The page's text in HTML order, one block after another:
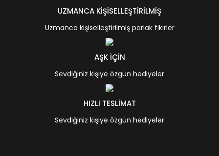
UZMANCA KİŞİSELLEŞTİRİLMİŞ
Uzmanca kişiselleştirilmiş parlak fikirler
AŞK İÇİN
Sevdiğiniz kişiye özgün hediyeler
HIZLI TESLİMAT
Sevdiğiniz kişiye özgün hediyeler